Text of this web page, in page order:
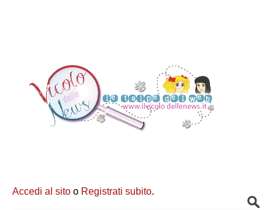
Accedi al sito o Registrati subito.